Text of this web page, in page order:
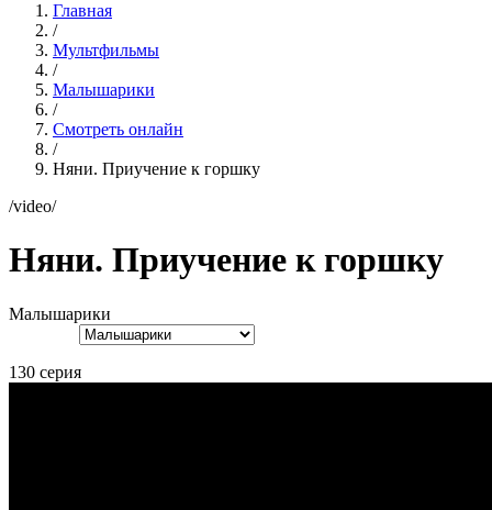
Главная
/
Мультфильмы
/
Малышарики
/
Смотреть онлайн
/
Няни. Приучение к горшку
/video/
Няни. Приучение к горшку
Малышарики
130 серия